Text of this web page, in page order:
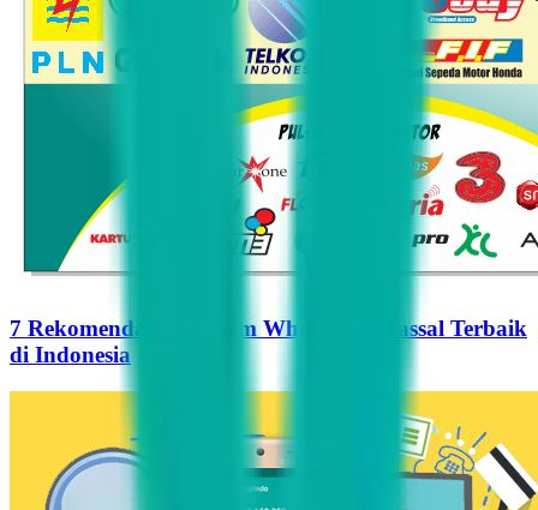
7 Rekomendasi Pengirim WhatsApp Massal Terbaik
di Indonesia